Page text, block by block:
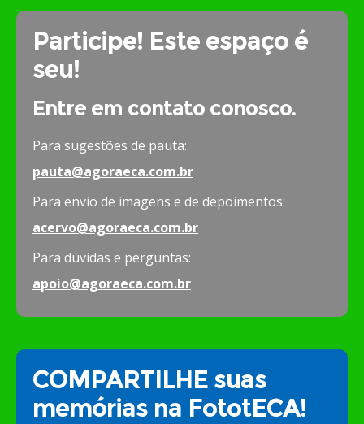
Participe! Este espaço é
seu!
Entre em contato conosco.
Para sugestões de pauta:
pauta@agoraeca.com.br
Para envio de imagens e de depoimentos:
acervo@agoraeca.com.br
Para dúvidas e perguntas:
apoio@agoraeca.com.br
COMPARTILHE suas
memórias na FototECA!